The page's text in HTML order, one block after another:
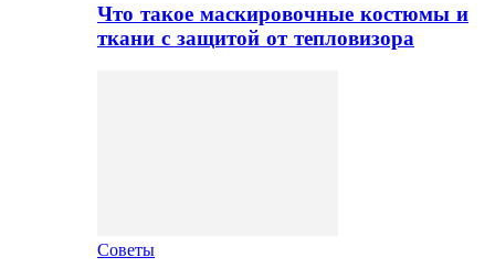
Что такое маскировочные костюмы и
ткани с защитой от тепловизора
Советы